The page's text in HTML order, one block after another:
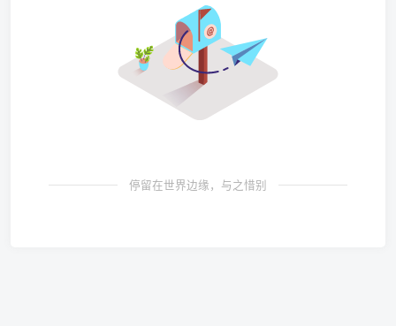
停留在世界边缘，与之惜别